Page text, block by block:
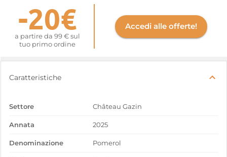
-20€
a partire da 99 € sul
tuo primo ordine
Accedi alle offerte!
Caratteristiche
Settore Château Gazin
Annata 2025
Denominazione Pomerol